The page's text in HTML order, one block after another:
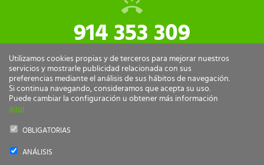
914 353 309
tiendaonline@ecologicaldrive.com
Utilizamos cookies propias y de terceros para mejorar nuestros
servicios y mostrarle publicidad relacionada con sus
preferencias mediante el análisis de sus hábitos de navegación.
Si continua navegando, consideramos que acepta su uso.
Puede cambiar la configuración u obtener más información
aquí
OBLIGATORIAS
ANÁLISIS